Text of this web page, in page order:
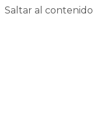
Saltar al contenido